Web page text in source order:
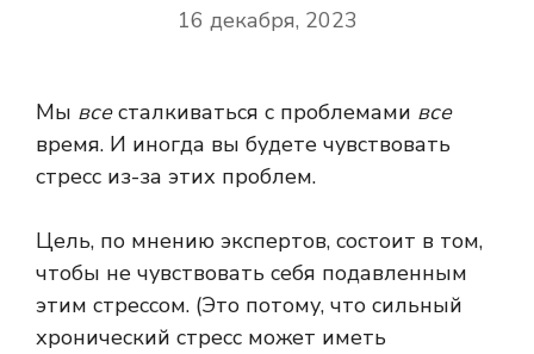
16 декабря, 2023
Мы всесталкиваться с проблемами все
время. И иногда вы будете чувствовать
стресс из-за этих проблем.
Цель, по мнению экспертов, состоит в том,
чтобы не чувствовать себя подавленным
этим стрессом. (Это потому, что сильный
хронический стресс может иметь